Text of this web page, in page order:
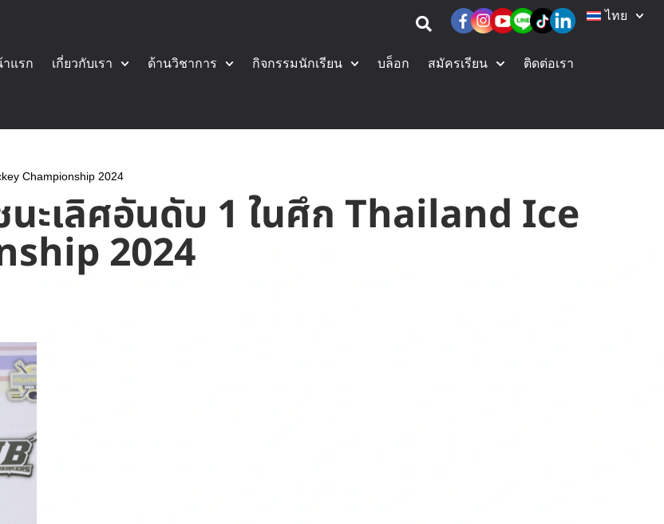
ไทย
แรก เกี่ยวกับเรา ด้านวิชาการ กิจกรรมนักเรียน บล็อก สมัครเรียน ติดต่อเรา
Championship 2024
นะเลิศอันดับ 1 ในศึก Thailand Ice
2024